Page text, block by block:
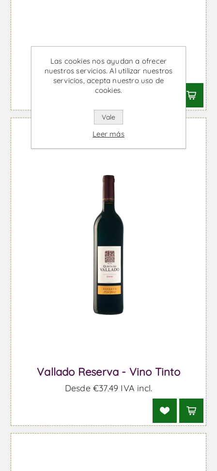
Fafide Reserva - Vino Tinto
Desde €12,28 IVA incl.
Vallado Reserva - Vino Tinto
Desde €37,49 IVA incl.
Las cookies nos ayudan a ofrecer
nuestros servicios. Al utilizar nuestros
servicios, acepta nuestro uso de
cookies.
Vale
Leer más